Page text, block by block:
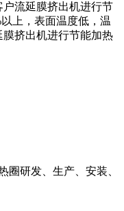
流延膜挤出机进行节
上，表面温度低，温
挤出机进行节能加热
圈研发、生产、安装、